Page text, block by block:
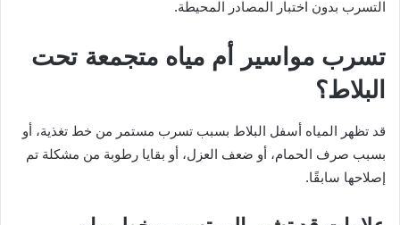
التسرب بدون اختبار المصادر المحيطة.
تسرب مواسير أم مياه متجمعة تحت
البلاط؟
قد تظهر المياه أسفل البلاط بسبب تسرب مستمر من خط تغذية، أو
بسبب صرف الحمام، أو ضعف العزل، أو بقايا رطوبة من مشكلة تم
إصلاحها سابقًا.